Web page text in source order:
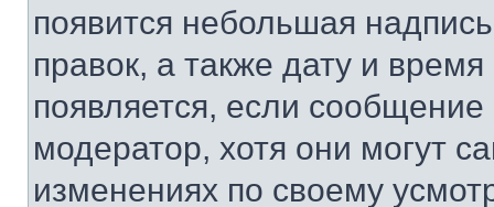
появится небольшая
правок, а также дату и
появляется, если
модератор, хотя они могут
изменениях по своему